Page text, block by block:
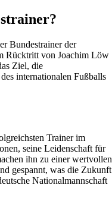
Bundestrainer der
Rücktritt von Joachim Löw
Ziel, die
internationalen Fußballs
Trainer im
seine Leidenschaft für
ihn zu einer wertvollen
gespannt, was die Zukunft
Nationalmannschaft